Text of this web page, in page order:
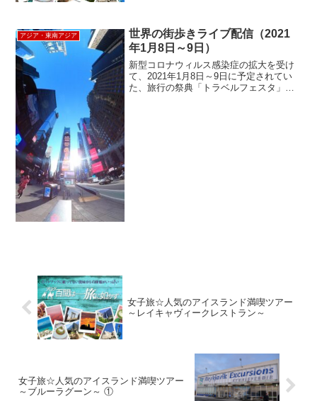
ードの完成度の高さのみならず...
アジア・東南アジア
世界の街歩きライブ配信（2021
年1月8日～9日）
新型コロナウィルス感染症の拡大を受け
て、2021年1月8日～9日に予定されてい
た、旅行の祭典「トラベルフェスタ」の
女子旅☆人気のアイスランド満喫ツアー
～レイキャヴィークレストラン～
女子旅☆人気のアイスランド満喫ツアー
～ブルーラグーン～ ①